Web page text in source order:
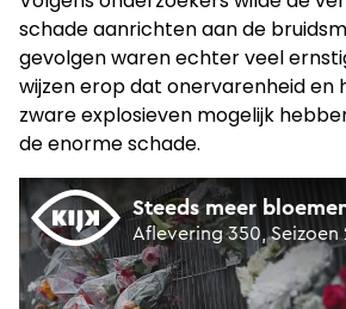
schade aanrichten aan de
gevolgen waren echter veel
wijzen erop dat onervarenheid en
zware explosieven mogelijk
de enorme schade.